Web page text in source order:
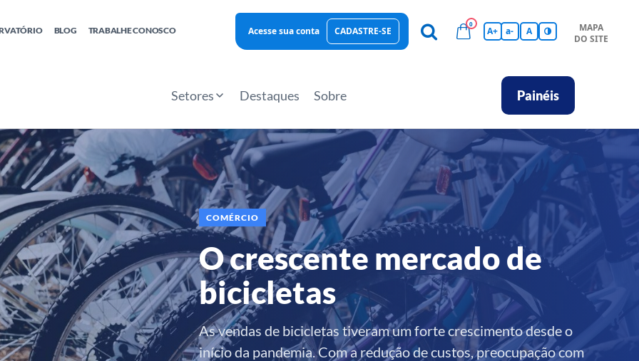
Hub de Conhecimentos
BLOG TRABALHE CONOSCO Acesse sua conta CADASTRE-SE
0
A+ a- A
MAPA
DO SITE
Setores Destaques Sobre Painéis
COMÉRCIO
O crescente mercado de
bicicletas
As vendas de bicicletas tiveram um forte crescimento desde o
início da pandemia. Com a redução de custos, preocupação com